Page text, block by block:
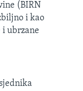
(BIRN
i kao
i ubrzane